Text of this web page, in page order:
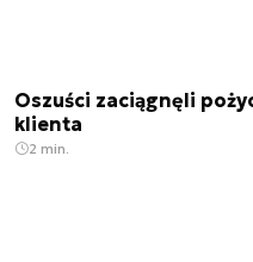
Oszuści zaciągnęli
klienta
2 min.